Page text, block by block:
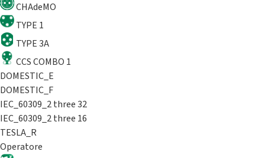
CHAdeMO
TYPE 1
TYPE 3A
CCS COMBO 1
DOMESTIC_E
DOMESTIC_F
IEC_60309_2 three 32
IEC_60309_2 three 16
TESLA_R
Operatore